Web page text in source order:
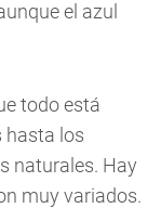
el azul
todo está
hasta los
naturales. Hay
muy variados.